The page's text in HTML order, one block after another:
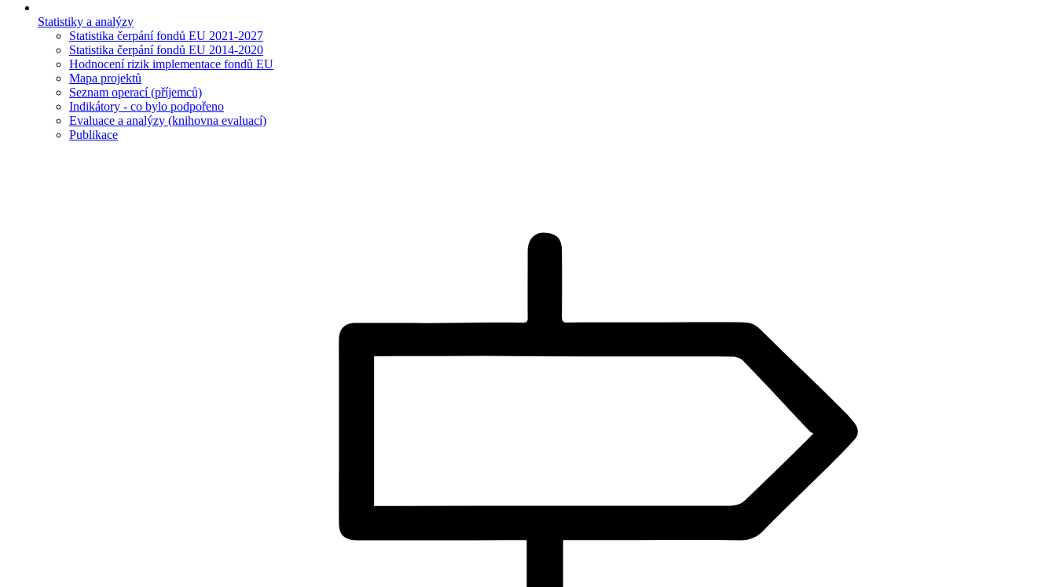
Statistiky a analýzy
Statistika čerpání fondů EU 2021-2027
Statistika čerpání fondů EU 2014-2020
Hodnocení rizik implementace fondů EU
Mapa projektů
Seznam operací (příjemců)
Indikátory - co bylo podpořeno
Evaluace a analýzy (knihovna evaluací)
Publikace